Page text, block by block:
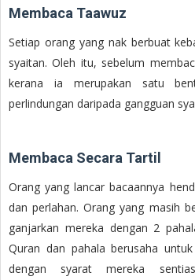
Membaca Taawuz
Setiap orang yang nak berbuat
syaitan. Oleh itu, sebelum
kerana ia merupakan satu
perlindungan daripada gangguan
Membaca Secara Tartil
Orang yang lancar bacaannya
dan perlahan. Orang yang masih
ganjarkan mereka dengan 2
Quran dan pahala berusaha
dengan syarat mereka